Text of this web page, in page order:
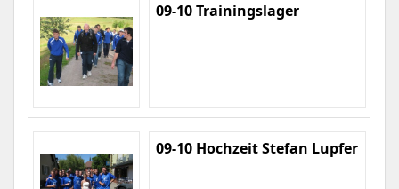
09-10 Trainingslager
09-10 Hochzeit Stefan Lupfer